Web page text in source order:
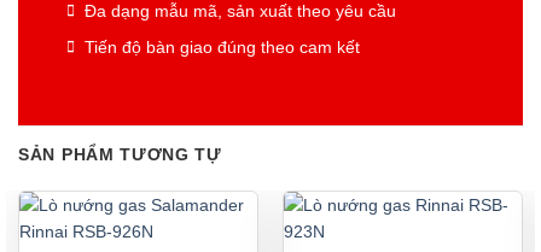
Đa dạng mẫu mã, sản xuất theo yêu cầu
Tiến độ bàn giao đúng theo cam kết
SẢN PHẨM TƯƠNG TỰ